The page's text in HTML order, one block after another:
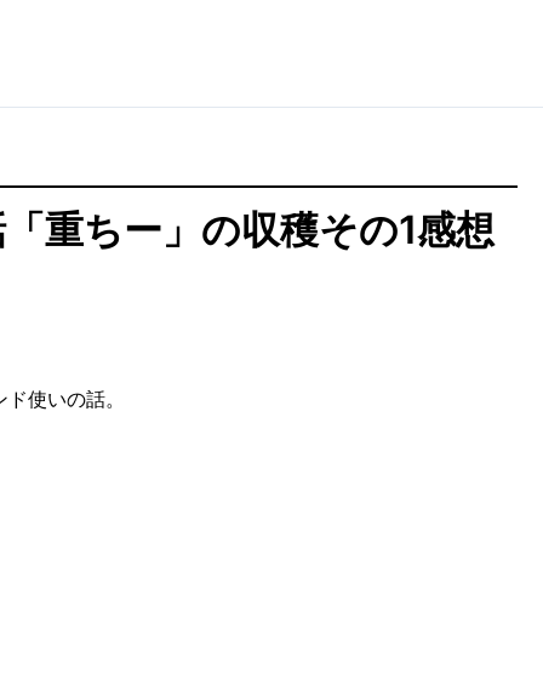
重ちー」の収穫その1感想
使いの話。